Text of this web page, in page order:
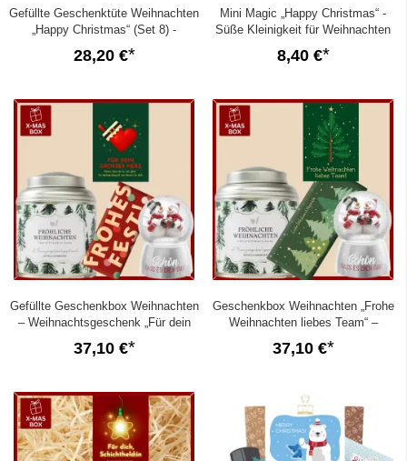
Gefüllte Geschenktüte Weihnachten
„Happy Christmas“ (Set 8) -
Besonderes Weihnachtsgeschenk
28,20 €
Mini Magic „Happy Christmas“ -
Süße Kleinigkeit für Weihnachten
8,40 €
Gefüllte Geschenkbox Weihnachten
– Weihnachtsgeschenk „Für dein
großes Herz“ (Set 2)
37,10 €
Geschenkbox Weihnachten „Frohe
Weihnachten liebes Team“ –
Mitarbeitergeschenk (Set 3)
37,10 €